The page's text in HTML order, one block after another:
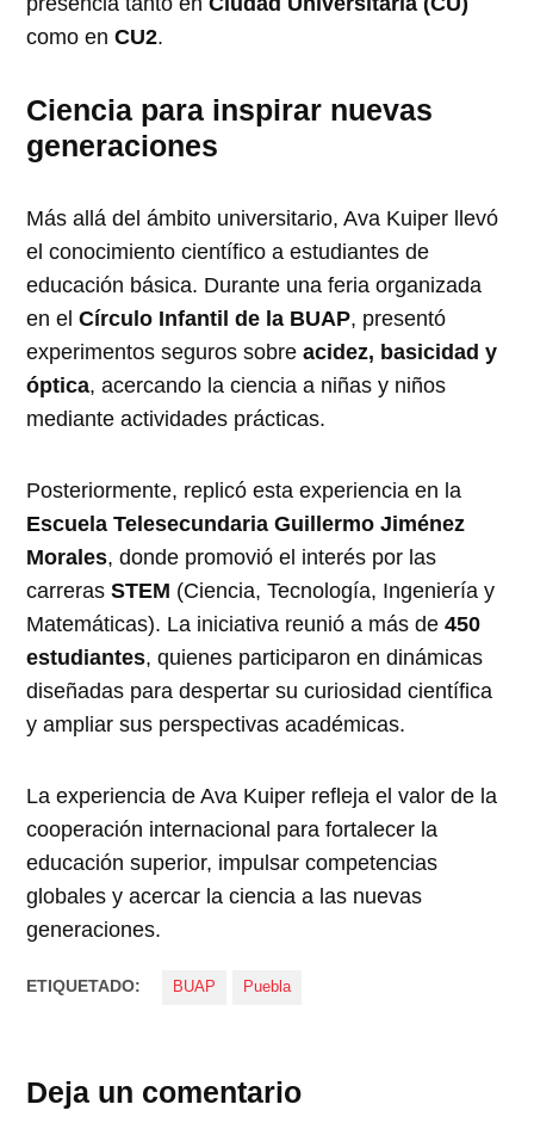
como enCU2.
Ciencia para inspirar nuevas
generaciones
Más allá del ámbito universitario, Ava Kuiper llevó
el conocimiento científico a estudiantes de
educación básica. Durante una feria organizada
en elCírculo Infantil de la BUAP, presentó
experimentos seguros sobreacidez, basicidad y
óptica, acercando la ciencia a niñas y niños
mediante actividades prácticas.
Posteriormente, replicó esta experiencia en la
Escuela Telesecundaria Guillermo Jiménez
Morales, donde promovió el interés por las
carrerasSTEM (Ciencia, Tecnología, Ingeniería y
Matemáticas). La iniciativa reunió a más de450
estudiantes, quienes participaron en dinámicas
diseñadas para despertar su curiosidad científica
y ampliar sus perspectivas académicas.
La experiencia de Ava Kuiper refleja el valor de la
cooperación internacional para fortalecer la
educación superior, impulsar competencias
globales y acercar la ciencia a las nuevas
generaciones.
ETIQUETADO: BUAP Puebla
Deja un comentario